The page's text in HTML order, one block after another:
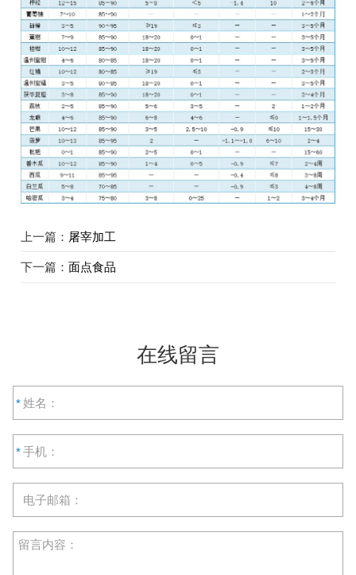
上一篇： 屠宰加工
下一篇： 面点食品
在线留言
*
*